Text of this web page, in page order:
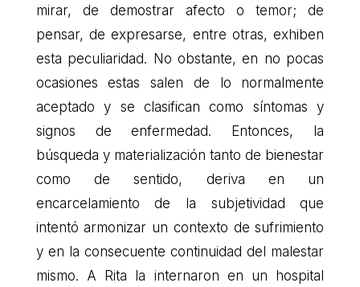
mirar, de demostrar afecto o temor; de
pensar, de expresarse, entre otras, exhiben
esta peculiaridad. No obstante, en no pocas
ocasiones estas salen de lo normalmente
aceptado y se clasifican como síntomas y
signos de enfermedad. Entonces, la
búsqueda y materialización tanto de bienestar
como de sentido, deriva en un
encarcelamiento de la subjetividad que
intentó armonizar un contexto de sufrimiento
y en la consecuente continuidad del malestar
mismo. A Rita la internaron en un hospital